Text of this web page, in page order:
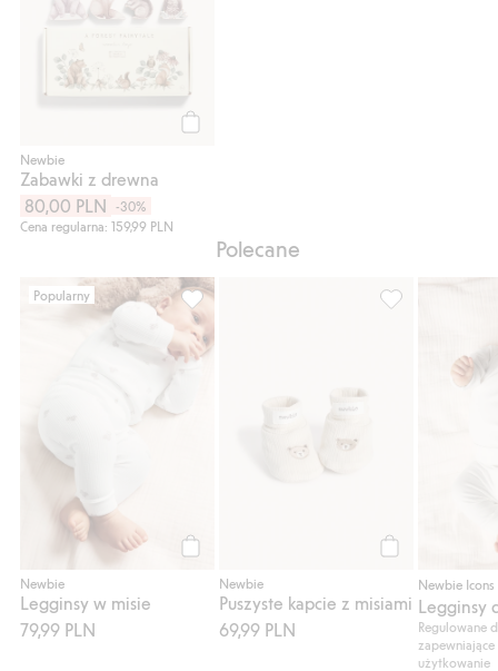
Newbie
Zabawki z drewna
80,00 PLN
-30%
Cena regularna: 159,99 PLN
Polecane
Popularny
Newbie
Legginsy w misie
79,99 PLN
Legginsy w misie, Dodaj do listy ulubione
Newbie
Puszyste kapcie z misiami
69,99 PLN
Newbie Icons
Legginsy
Regulowane
zapewniające
użytkowanie